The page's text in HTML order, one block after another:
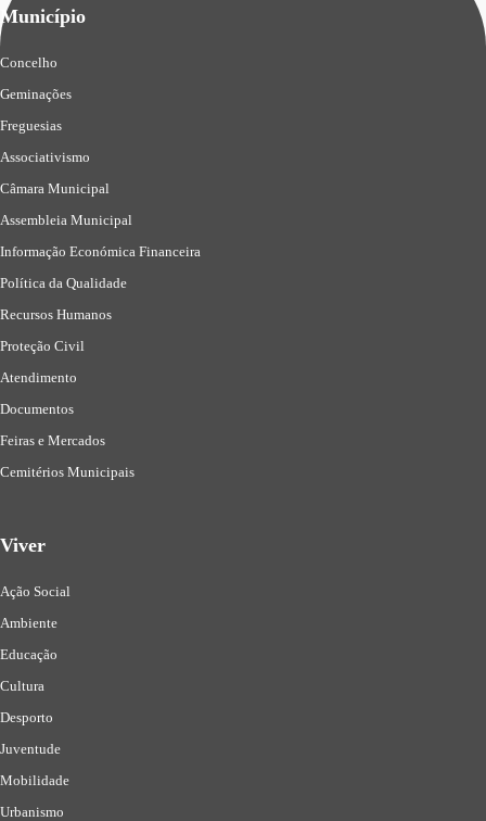
Município
Concelho
Geminações
Freguesias
Associativismo
Câmara Municipal
Assembleia Municipal
Informação Económica Financeira
Política da Qualidade
Recursos Humanos
Proteção Civil
Atendimento
Documentos
Feiras e Mercados
Cemitérios Municipais
Viver
Ação Social
Ambiente
Educação
Cultura
Desporto
Juventude
Mobilidade
Urbanismo